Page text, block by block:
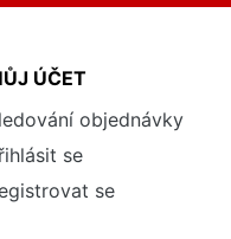
ÚČET
objednávky
se
se